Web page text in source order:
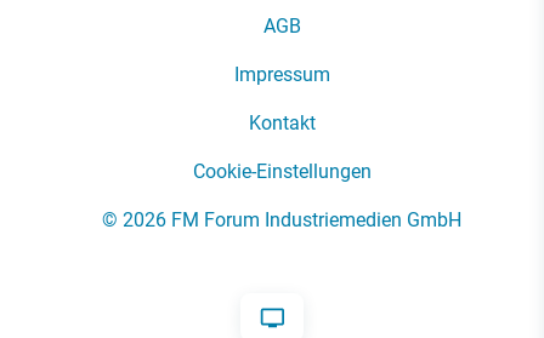
AGB
Impressum
Kontakt
Cookie-Einstellungen
© 2026 FM Forum Industriemedien GmbH